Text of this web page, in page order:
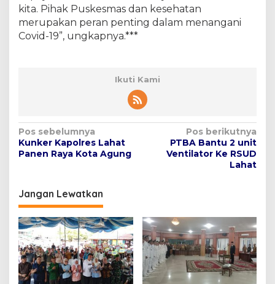
kita. Pihak Puskesmas dan kesehatan
merupakan peran penting dalam menangani
Covid-19”, ungkapnya.***
Ikuti Kami
N
a
i
g
a
s
i
p
Pos sebelumnya
Kunker Kapolres Lahat
Panen Raya Kota Agung
Pos berikutnya
PTBA Bantu 2 unit
Ventilator Ke RSUD
Lahat
Jangan Lewatkan